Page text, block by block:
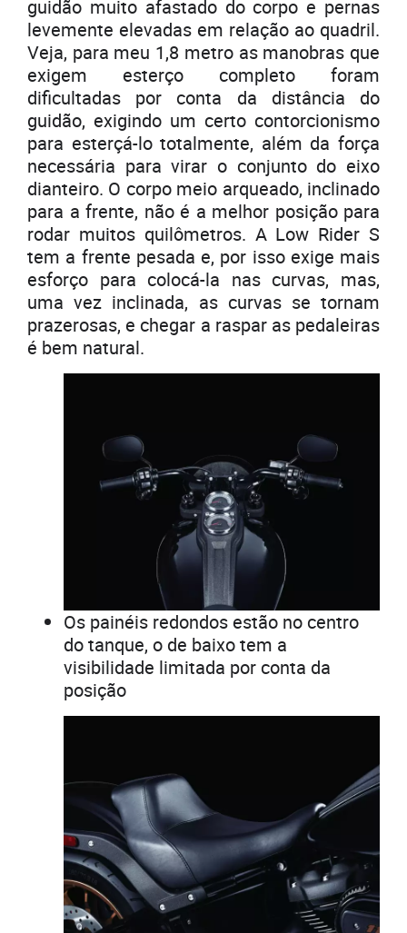
guidão muito afastado do corpo e pernas
levemente elevadas em relação ao quadril.
Veja, para meu 1,8 metro as manobras que
exigem esterço completo foram
dificultadas por conta da distância do
guidão, exigindo um certo contorcionismo
para esterçá-lo totalmente, além da força
necessária para virar o conjunto do eixo
dianteiro. O corpo meio arqueado, inclinado
para a frente, não é a melhor posição para
rodar muitos quilômetros. A Low Rider S
tem a frente pesada e, por isso exige mais
esforço para colocá-la nas curvas, mas,
uma vez inclinada, as curvas se tornam
prazerosas, e chegar a raspar as pedaleiras
é bem natural.
Os painéis redondos estão no centro
do tanque, o de baixo tem a
visibilidade limitada por conta da
posição